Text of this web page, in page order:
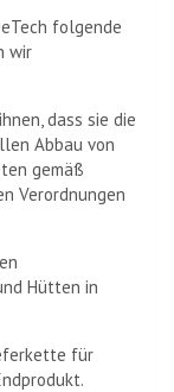
folgende
wir
dass sie die
Abbau von
gemäß
Verordnungen
Hütten in
für